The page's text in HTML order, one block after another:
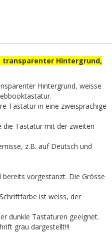
transparenter Hintergrund,
Hintergrund, weisse
Tastatur in eine zweisprachige
die Tastatur mit der zweiten
z.B. auf Deutsch und
vorgestanzt. Die Grösse
ist weiss, der
dunkle Tastaturen geeignet.
grau dargestellt!!!